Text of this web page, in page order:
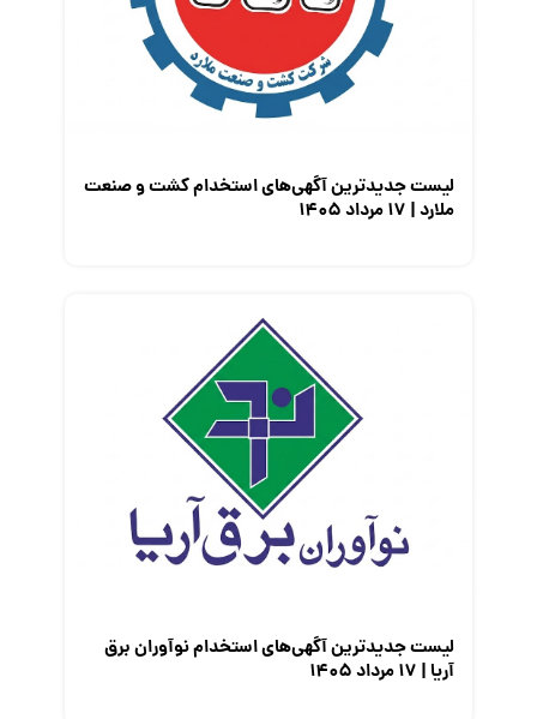
لیست جدیدترین آگهی‌های استخدام کشت و صنعت
ملارد | ۱۷ مرداد ۱۴۰۵
لیست جدیدترین آگهی‌های استخدام نوآوران برق
آریا | ۱۷ مرداد ۱۴۰۵